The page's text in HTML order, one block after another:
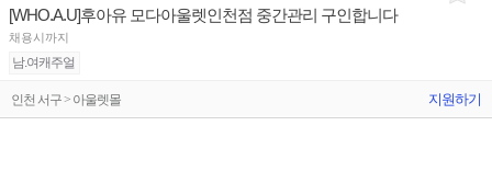
[WHO.A.U]후아유 모다아울렛인천점 중간관리 구인합니다
채용시까지
남.여캐주얼
인천 서구 > 아울렛몰 지원하기